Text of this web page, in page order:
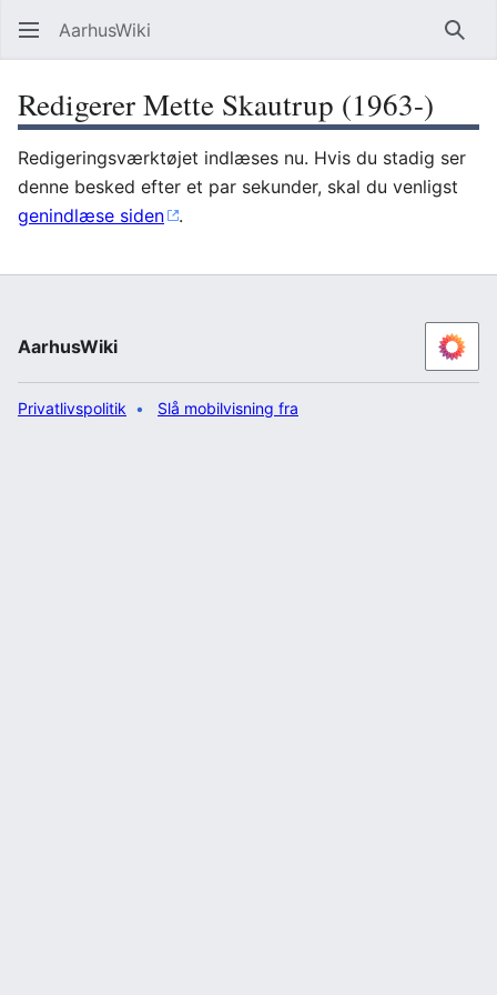
AarhusWiki Søg
Redigerer Mette Skautrup (1963-)
Redigeringsværktøjet indlæses nu. Hvis du stadig ser
denne besked efter et par sekunder, skal du venligst
genindlæse siden
.
AarhusWiki
Privatlivspolitik Slå mobilvisning fra